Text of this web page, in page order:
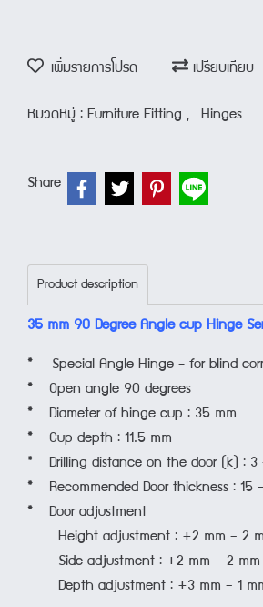
เพิ่มรายการโปรด เปรียบเทียบ
หมวดหมู่ : Furniture Fitting , Hinges
Share
Product description
35 mm 90 Degree Angle cup Hinge
* Special Angle Hinge - for blind
* Open angle 90 degrees
* Diameter of hinge cup : 35 mm
* Cup depth : 11.5 mm
* Drilling distance on the door (k) : 3
* Recommended Door thickness : 15
* Door adjustment
Height adjustment : +2 mm – 2
Side adjustment : +2 mm – 2 mm
Depth adjustment : +3 mm – 1